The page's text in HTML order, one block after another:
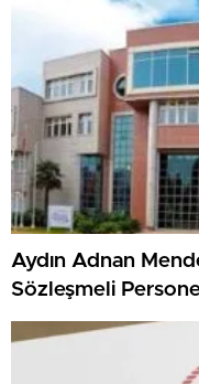
Aydın Adnan
Sözleşmeli
Ağustos’ta Sona